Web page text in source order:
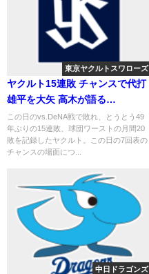
東京ヤクルトスワローズ
ヤクルト15連敗 チャンスで代打
雄平を大矢 高木が語る
2019.5.31
この日のvs.DeNA戦で敗れ、とうとう49
年ぶりの15連敗、球団ワーストの月間20
敗を記録したヤクルト。この日の7回表の
チャンスの場面につ...
中日ドラゴンズ